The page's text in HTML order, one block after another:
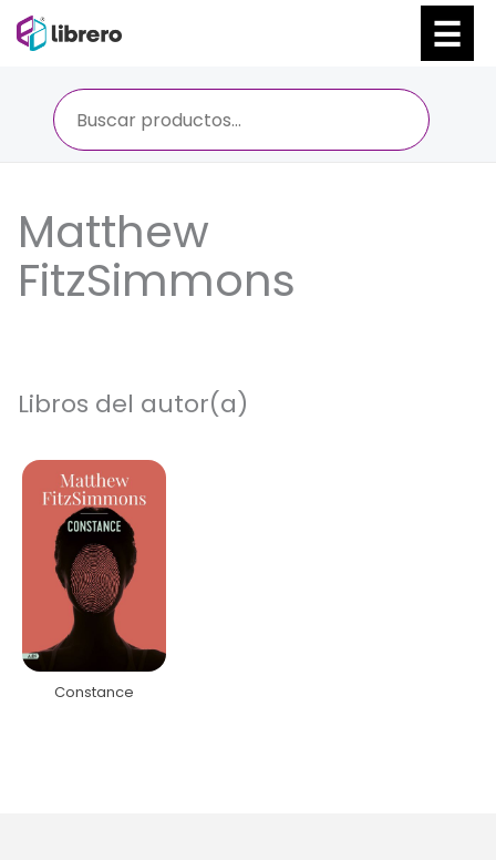
Matthew
FitzSimmons
Libros del autor(a)
Constance